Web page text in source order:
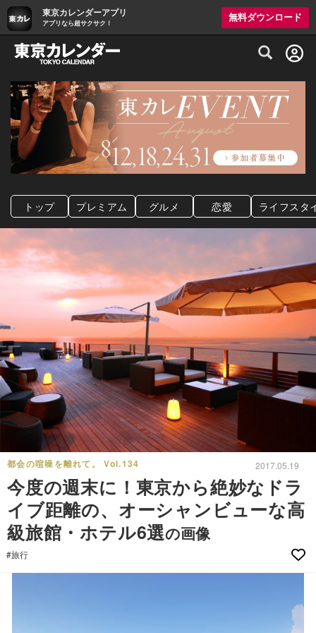
東京カレンダーアプリ
アプリなら超サクサク！
無料ダウンロード
グルメ情報・プレミアムレストラン予約
トップ プレミアム グルメ 恋愛 ライフスタ
都会の喧噪を離れて。 Vol.134 2017.05.19
今度の週末に！東京から絶妙なドラ
イブ距離の、オーシャンビューな高
級旅館・ホテル6選の画像
#旅行